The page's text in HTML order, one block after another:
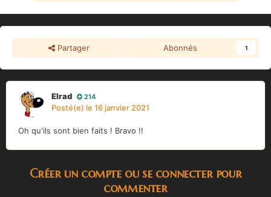
Partager Abonnés 1
Elrad 214
Posté(e) le 16 janvier 2021
Oh qu'ils sont bien faits ! Bravo !!
Créer un compte ou se connecter pour
commenter